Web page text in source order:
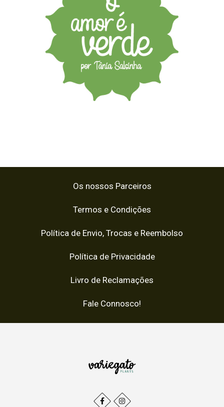
Os nossos Parceiros
Termos e Condições
Política de Envio, Trocas e Reembolso
Política de Privacidade
Livro de Reclamações
Fale Connosco!